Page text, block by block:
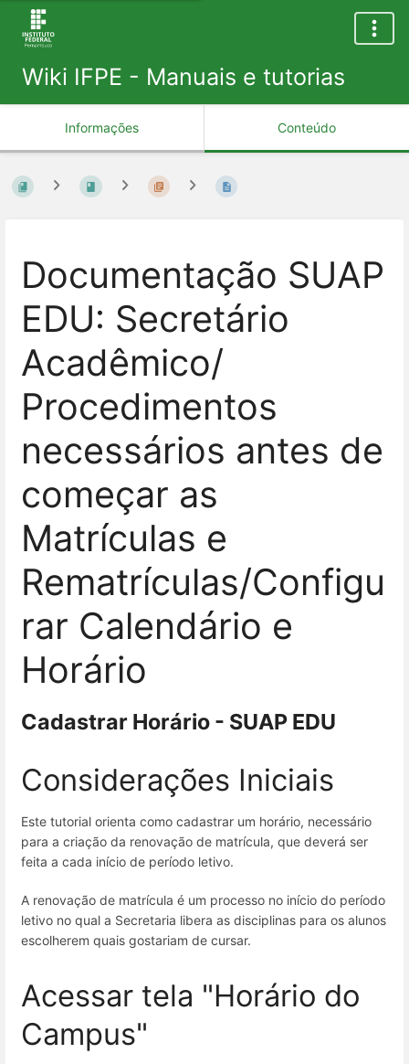
Wiki IFPE - Manuais e tutorias
Informações Conteúdo
Documentação SUAP
EDU: Secretário
Acadêmico/
Procedimentos
necessários antes de
começar as
Matrículas e
Rematrículas/Configu
rar Calendário e
Horário
Cadastrar Horário - SUAP EDU
Considerações Iniciais
Este tutorial orienta como cadastrar um horário, necessário
para a criação da renovação de matrícula, que deverá ser
feita a cada início de período letivo.
A renovação de matrícula é um processo no início do período
letivo no qual a Secretaria libera as disciplinas para os alunos
escolherem quais gostariam de cursar.
Acessar tela "Horário do
Campus"